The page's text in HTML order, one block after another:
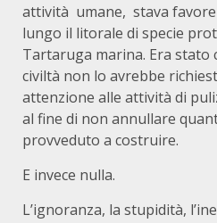
attività umane, stava
lungo il litorale di specie
Tartaruga marina. Era stato
civiltà non lo avrebbe
attenzione alle attività di
al fine di non annullare
provveduto a costruire.
E invece nulla.
L’ignoranza, la stupidità,